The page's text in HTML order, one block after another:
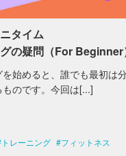
タイム
の疑問（For Beginner
を始めると、誰でも最初は
のです。今回は[...]
トレーニング フィットネス